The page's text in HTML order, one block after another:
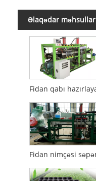
Əlaqədar məhsullar